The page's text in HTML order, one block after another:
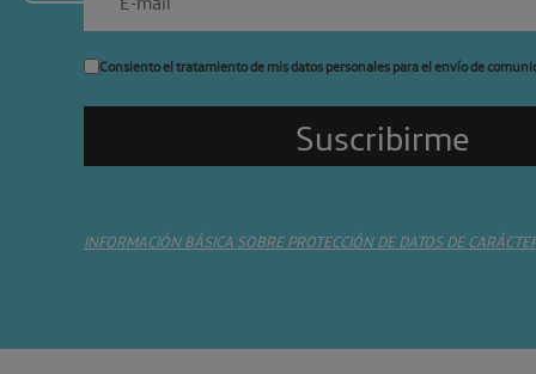
Consiento el tratamiento de mis datos personales para el envío de
INFORMACIÓN BÁSICA SOBRE PROTECCIÓN DE DATOS DE